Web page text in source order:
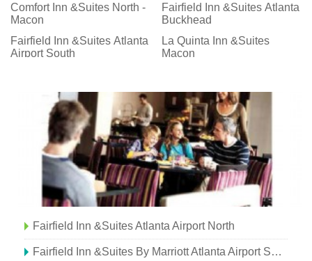
Comfort Inn &Suites North -
Macon
Fairfield Inn &Suites Atlanta
Buckhead
Fairfield Inn &Suites Atlanta
Airport South
La Quinta Inn &Suites
Macon
Fairfield Inn &Suites Atlanta Airport North
Fairfield Inn &Suites By Marriott Atlanta Airport South / Sullivan Road